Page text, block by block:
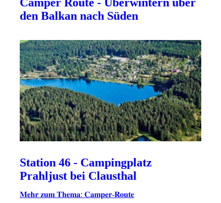
den Balkan nach Süden
Station 46 - Campingplatz
Prahljust bei Clausthal
𝐌𝐞𝐡𝐫 𝐳𝐮𝐦 𝐓𝐡𝐞𝐦𝐚: 𝐂𝐚𝐦𝐩𝐞𝐫-𝐑𝐨𝐮𝐭𝐞